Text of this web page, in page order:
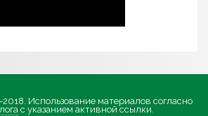
Использование материалов согласно
с указанием активной ссылки.